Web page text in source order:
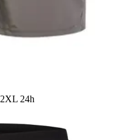
2XL 24h